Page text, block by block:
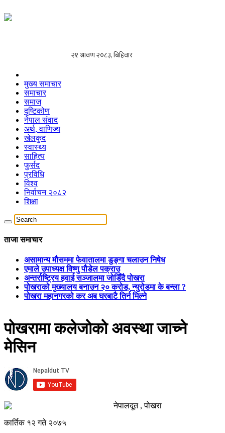
मुख्य समाचार
समाचार
समाज
दृष्टिकोण
नेपाल संवाद
अर्थ, वाणिज्य
खेलकुद
स्वास्थ्य
साहित्य
फुर्सद
प्रविधि
विश्व
निर्वाचन २०८२
शिक्षा
ताजा समाचार
असामान्य मौसममा फेवातालमा डुङ्गा चलाउन निषेध
एमाले उपाध्यक्ष विष्णु पौडेल पक्राउ
अन्तर्राष्ट्रिय हवाई सञ्जालमा जोडिँदै पोखरा
पोखराको मुख्यालय बनाउन २० करोड, न्युरोडमा के बन्ला ?
पोखरा महानगरको कर अब घरबाटै तिर्न मिल्ने
पोखरामा कलेजोको अवस्था जाच्ने
मेसिन
नेपालदूत , पोखरा
कार्तिक १२ गते २०७५